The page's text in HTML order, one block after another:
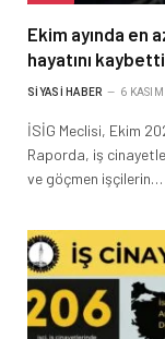
Ekim ayında en
hayatını kaybetti
SIYASI HABER 6
İSİG Meclisi, Ekim
Raporda, iş
ve göçmen işçilerin…